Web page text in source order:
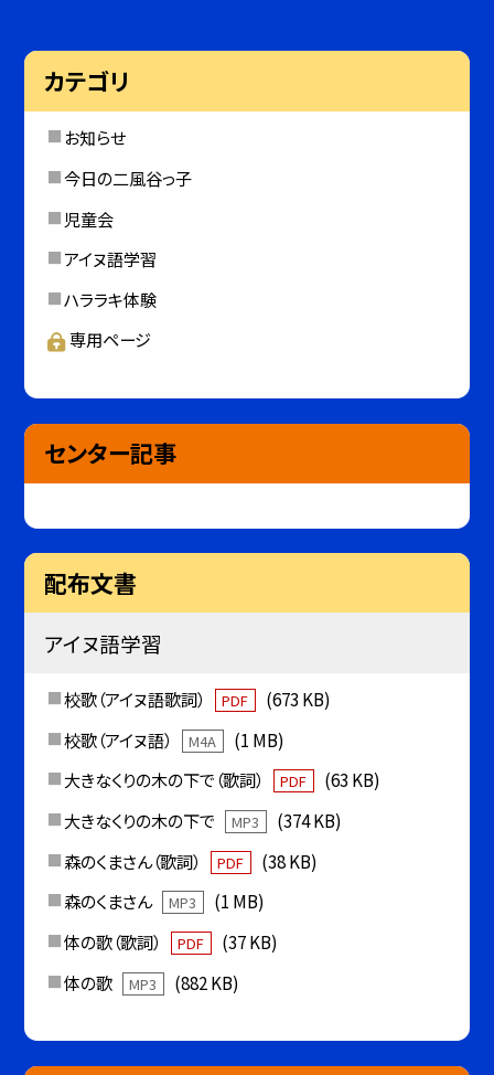
カテゴリ
お知らせ
今日の二風谷っ子
児童会
アイヌ語学習
ハララキ体験
専用ページ
センター記事
配布文書
アイヌ語学習
校歌（アイヌ語歌詞） PDF
(673 KB)
校歌（アイヌ語）
M4A
(1 MB)
大きなくりの木の下で（歌詞）
PDF
(63 KB)
大きなくりの木の下で
MP3
(374 KB)
森のくまさん（歌詞）
PDF
(38 KB)
森のくまさん
MP3
(1 MB)
体の歌（歌詞）
PDF
(37 KB)
体の歌
MP3 (882 KB)